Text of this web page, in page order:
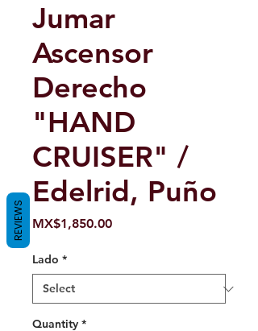
Jumar
Ascensor
Derecho
"HAND
CRUISER" /
Edelrid, Puño
MX$1,850.00Price
Lado *
Quantity *
REVIEWS